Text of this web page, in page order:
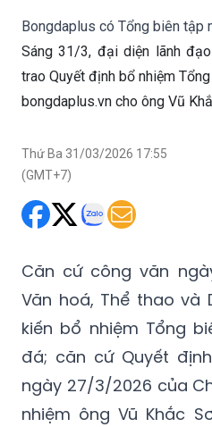
Bongdaplus có Tổng biên tập
Sáng 31/3, đại diện lãnh
trao Quyết định bổ nhiệm
bongdaplus.vn cho ông Vũ
Thứ Ba 31/03/2026 17:55
(GMT+7)
Căn cứ công văn
Văn hoá, Thể thao và
kiến bổ nhiệm Tổng
đá; căn cứ Quyết
ngày 27/3/2026 của
nhiệm ông Vũ Khắc